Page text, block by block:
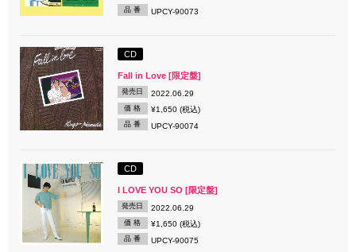
品 番 UPCY-90073
CD
Fall in Love [限定盤]
発売日 2022.06.29
価 格 ¥1,650 (税込)
品 番 UPCY-90074
CD
I LOVE YOU SO [限定盤]
発売日 2022.06.29
価 格 ¥1,650 (税込)
品 番 UPCY-90075